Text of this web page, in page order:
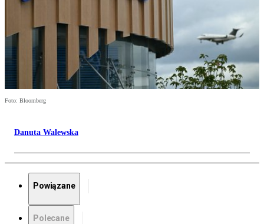
Foto: Bloomberg
Danuta Walewska
Powiązane
Polecane